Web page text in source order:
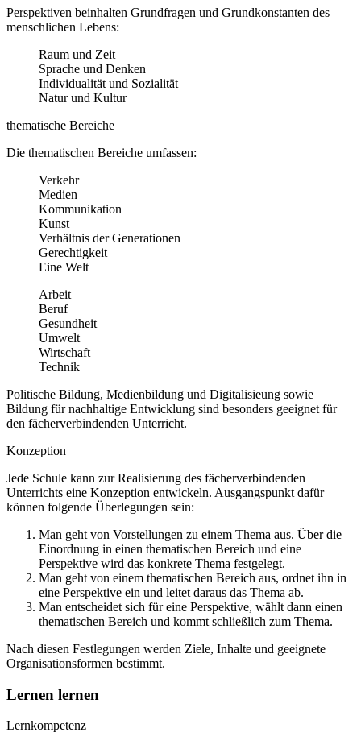
Perspektiven beinhalten Grundfragen und Grundkonstanten des
menschlichen Lebens:
Raum und Zeit
Sprache und Denken
Individualität und Sozialität
Natur und Kultur
thematische Bereiche
Die thematischen Bereiche umfassen:
Verkehr
Medien
Kommunikation
Kunst
Verhältnis der Generationen
Gerechtigkeit
Eine Welt
Arbeit
Beruf
Gesundheit
Umwelt
Wirtschaft
Technik
Politische Bildung, Medienbildung und Digitalisieung sowie
Bildung für nachhaltige Entwicklung sind besonders geeignet für
den fächerverbindenden Unterricht.
Konzeption
Jede Schule kann zur Realisierung des fächerverbindenden
Unterrichts eine Konzeption entwickeln. Ausgangspunkt dafür
können folgende Überlegungen sein:
Man geht von Vorstellungen zu einem Thema aus. Über die
Einordnung in einen thematischen Bereich und eine
Perspektive wird das konkrete Thema festgelegt.
Man geht von einem thematischen Bereich aus, ordnet ihn in
eine Perspektive ein und leitet daraus das Thema ab.
Man entscheidet sich für eine Perspektive, wählt dann einen
thematischen Bereich und kommt schließlich zum Thema.
Nach diesen Festlegungen werden Ziele, Inhalte und geeignete
Organisationsformen bestimmt.
Lernen lernen
Lernkompetenz